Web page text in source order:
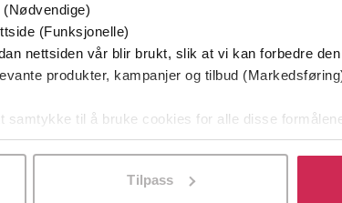
(Funksjonelle)
nettsiden vår blir brukt, slik at vi kan forbedre
produkter, kampanjer og tilbud
samtykke til å bruke cookies for alle disse
på «Tilpass». Du kan når som helst trekke
Tilpass